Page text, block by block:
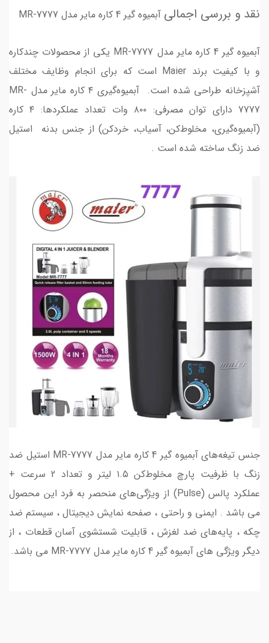
نقد و بررسی اجمالی آبمیوه گیر 4 کاره مایر مدل MR-7777
آبمیوه گیر 4 کاره مایر مدل MR-7777 یکی از محصولات چندکاره
و با کیفیت برند Maier است که برای انجام وظایف مختلف
آشپزخانه طراحی شده است. آبمیوه‌گیری ۴ کاره مایر مدل MR-
7777 دارای توان مصرفی: ۸۰۰ وات تعداد عملکردها: ۴ کاره
(آبمیوه‌گیری، مخلوط‌کن، آسیاب، خردکن) از جنس بدنه استیل
ضد زنگ ساخته شده است .
جنس تیغه‌های آبمیوه گیر 4 کاره مایر مدل MR-7777 استیل ضد
زنگ با ظرفیت پارچ مخلوط‌کن ۱.۵ لیتر و تعداد 2 سرعت +
عملکرد پالس (Pulse) از ویژگی‌های منحصر به فرد این محصول
می باشد . ایمنی و راحتی ، صفحه نمایش دیجیتال ، سیستم ضد
چکه ، پایه‌های ضد لغزش ، قابلیت شستشوی آسان قطعات ، از
دیگر ویژگی های آبمیوه گیر 4 کاره مایر مدل MR-7777 می باشد.